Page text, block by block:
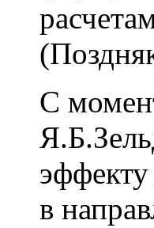
С
в